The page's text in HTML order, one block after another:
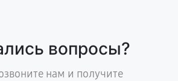
вопросы?
нам и получите